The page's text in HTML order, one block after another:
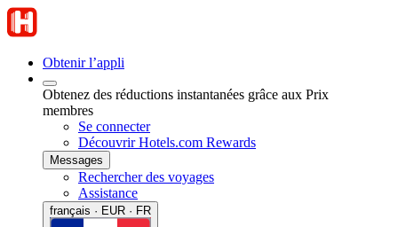
Obtenir l’appli
Obtenez des réductions instantanées grâce aux Prix
membres
Se connecter
Découvrir Hotels.com Rewards
Messages
Rechercher des voyages
Assistance
français · EUR · FR